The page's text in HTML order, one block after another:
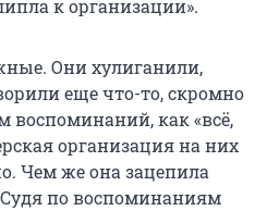
к организации».
Они хулиганили,
еще что-то, скромно
воспоминаний, как «всё,
организация на них
Чем же она зацепила
по воспоминаниям